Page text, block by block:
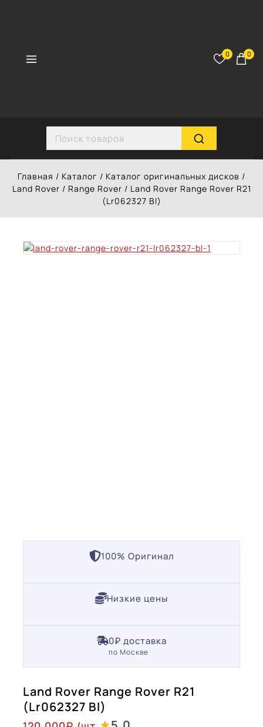
0 0
Главная / Каталог / Каталог оригинальных дисков /
Land Rover / Range Rover / Land Rover Range Rover R21
(Lr062327 Bl)
100% Оригинал
Низкие цены
0₽ доставка
по Москве
Land Rover Range Rover R21
(Lr062327 Bl)